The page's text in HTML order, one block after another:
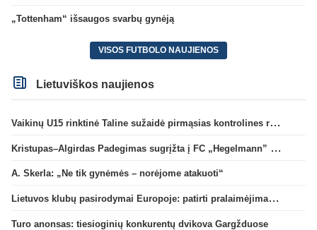
„Tottenham“ išsaugos svarbų gynėją
VISOS FUTBOLO NAUJIENOS
Lietuviškos naujienos
Vaikinų U15 rinktinė Taline sužaidė pirmąsias kontrolines rungtynes
Kristupas–Algirdas Padegimas sugrįžta į FC „Hegelmann” B sudėtį
A. Skerla: „Ne tik gynėmės – norėjome atakuoti“
Lietuvos klubų pasirodymai Europoje: patirti pralaimėjimai Kroatijos atstovams
Turo anonsas: tiesioginių konkurentų dvikova Gargžduose